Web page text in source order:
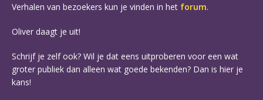
Verhalen van bezoekers kun je vinden in het forum.
Oliver daagt je uit!
Schrijf je zelf ook? Wil je dat eens uitproberen voor een wat
groter publiek dan alleen wat goede bekenden? Dan is hier je
kans!